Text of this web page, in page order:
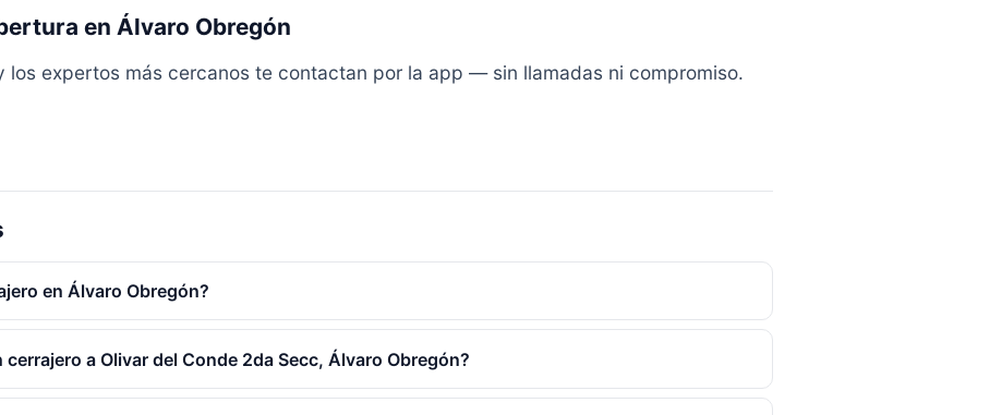
en Álvaro Obregón
los expertos más cercanos te contactan por la app — sin llamadas ni compromiso.
en Álvaro Obregón?
a Olivar del Conde 2da Secc, Álvaro Obregón?